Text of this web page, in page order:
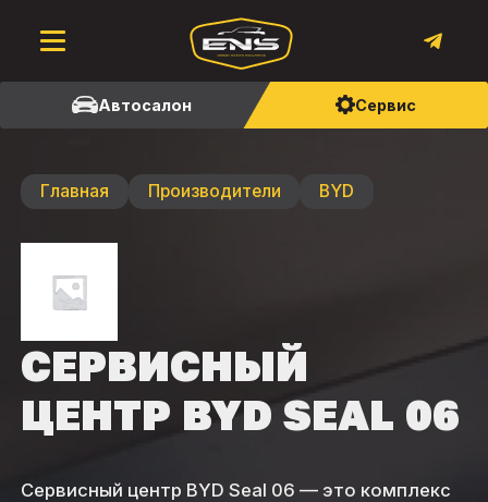
Автосалон Сервис
Главная Производители BYD
СЕРВИСНЫЙ
ЦЕНТР BYD SEAL 06
Сервисный центр BYD Seal 06 — это комплекс